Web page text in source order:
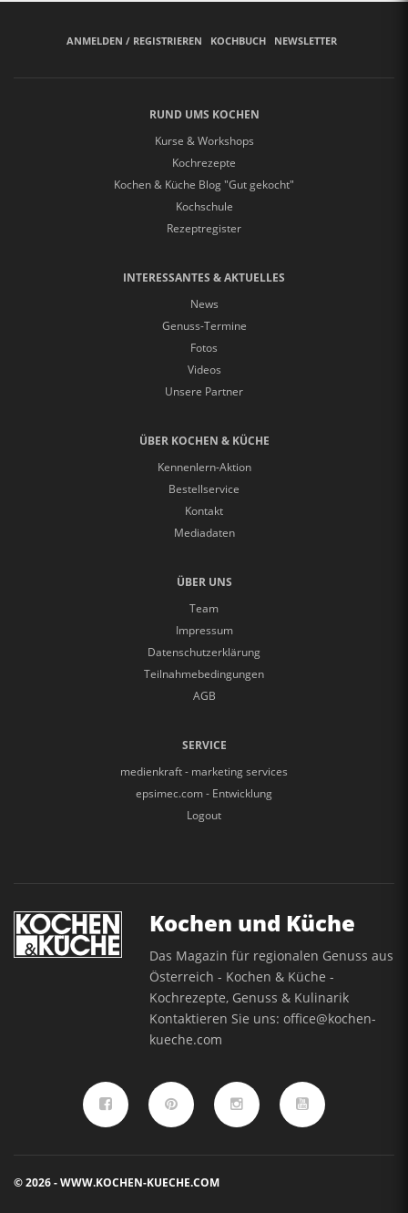
ANMELDEN / REGISTRIEREN KOCHBUCH NEWSLETTER
RUND UMS KOCHEN
Kurse & Workshops
Kochrezepte
Kochen & Küche Blog "Gut gekocht"
Kochschule
Rezeptregister
INTERESSANTES & AKTUELLES
News
Genuss-Termine
Fotos
Videos
Unsere Partner
ÜBER KOCHEN & KÜCHE
Kennenlern-Aktion
Bestellservice
Kontakt
Mediadaten
ÜBER UNS
Team
Impressum
Datenschutzerklärung
Teilnahmebedingungen
AGB
SERVICE
medienkraft - marketing services
epsimec.com - Entwicklung
Logout
Kochen und Küche
Das Magazin für regionalen Genuss aus
Österreich - Kochen & Küche -
Kochrezepte, Genuss & Kulinarik
Kontaktieren Sie uns:office@kochen-
kueche.com
© 2026 - WWW.KOCHEN-KUECHE.COM